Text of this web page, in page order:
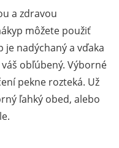
a zdravou
môžete použiť
je nadýchaný a vďaka
obľúbený. Výborné
pekne rozteká. Už
ľahký obed, alebo